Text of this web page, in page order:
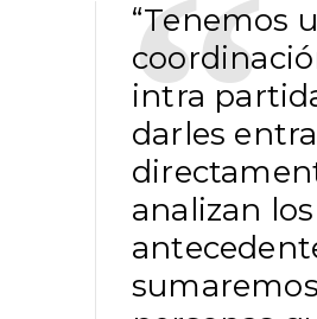
“Tenemos
intra
darles
analizan los